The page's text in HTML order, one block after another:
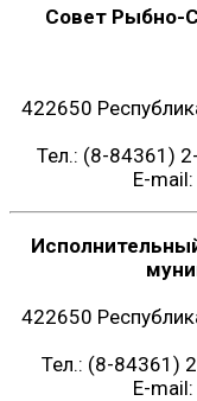
Совет Рыбно-
422650
Тел.: (8-84361)
E-mail:
422650
Тел.: (8-84361)
E-mail: